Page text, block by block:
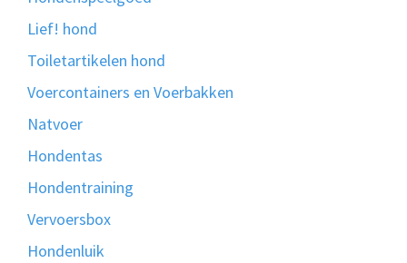
Lief! hond
Toiletartikelen hond
Voercontainers en Voerbakken
Natvoer
Hondentas
Hondentraining
Vervoersbox
Hondenluik